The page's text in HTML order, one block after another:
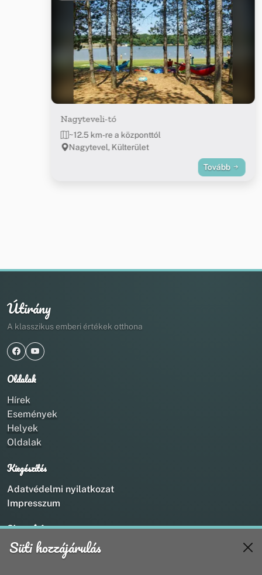
Nagyteveli-tó
~12.5 km-re a központtól
Nagytevel, Külterület
Tovább
Útirány
A klasszikus emberi értékek otthona
Oldalak
Hírek
Események
Helyek
Oldalak
Kiegészítés
Adatvédelmi nyilatkozat
Impresszum
Kapcsolat
+36 20 211 1888
Süti hozzájárulás